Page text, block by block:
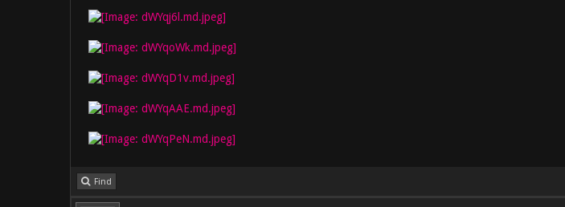
Find